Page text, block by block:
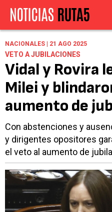
NACIONALES | 21 AGO 2025
VETO A JUBILACIONES
Vidal y Rovira
Milei y
aumento de
Con abstenciones y
y dirigentes opositores
el veto al aumento de